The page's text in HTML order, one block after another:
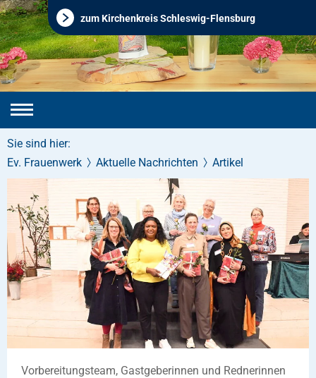
zum Kirchenkreis Schleswig-Flensburg
Sie sind hier:
Ev. Frauenwerk
Aktuelle Nachrichten Artikel
Vorbereitungsteam, Gastgeberinnen und Rednerinnen